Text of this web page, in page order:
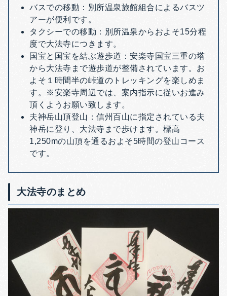
バスでの移動： 別所温泉旅館組合によるバスツ
アーが便利です。
タクシーでの移動： 別所温泉からおよそ15分程
度で大法寺につきます。
国宝と国宝を結ぶ遊歩道： 安楽寺国宝三重の塔
から大法寺まで遊歩道が整備されています。お
よそ１時間半の峠道のトレッキングを楽しめま
す。
※安楽寺周辺では、案内指示に従いお進み
頂くようお願い致します。
夫神岳山頂登山： 信州百山に指定されている夫
神岳に登り、大法寺まで歩けます。標高
1,250mの山頂を通るおよそ5時間の登山コース
です。
大法寺のまとめ